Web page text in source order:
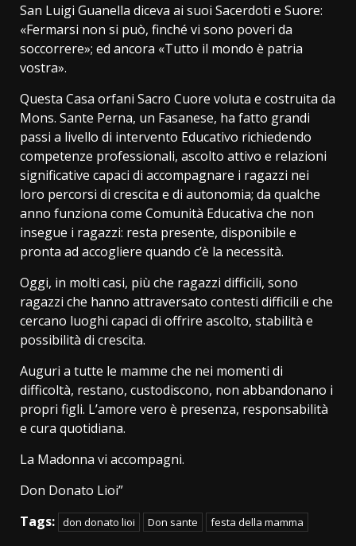
San Luigi Guanella diceva ai suoi Sacerdoti e Suore:
«Fermarsi non si può, finché vi sono poveri da
soccorrere»; ed ancora «Tutto il mondo è patria
vostra».
Questa Casa orfani Sacro Cuore voluta e costruita da
Mons. Sante Perna, un Fasanese, ha fatto grandi
passi a livello di intervento Educativo richiedendo
competenze professionali, ascolto attivo e relazioni
significative capaci di accompagnare i ragazzi nei
loro percorsi di crescita e di autonomia; da qualche
anno funziona come Comunità Educativa che non
insegue i ragazzi: resta presente, disponibile e
pronta ad accogliere quando c’è la necessità.
Oggi, in molti casi, più che ragazzi difficili, sono
ragazzi che hanno attraversato contesti difficili e che
cercano luoghi capaci di offrire ascolto, stabilità e
possibilità di crescita.
Auguri a tutte le mamme che nei momenti di
difficoltà, restano, custodiscono, non abbandonano i
propri figli. L’amore vero è presenza, responsabilità
e cura quotidiana.
La Madonna vi accompagni.
Don Donato Lioi”
Tags: don donato lioi Don sante festa della mamma